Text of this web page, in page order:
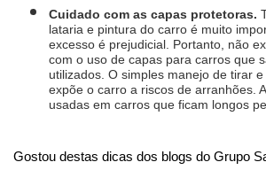
Cuidado com as capas protetoras.
lataria e pintura do carro é muito
excesso é prejudicial. Portanto, não
com o uso de capas para carros que
utilizados. O simples manejo de tirar
expõe o carro a riscos de arranhões.
usadas em carros que ficam longos
Gostou destas dicas dos blogs do Grupo